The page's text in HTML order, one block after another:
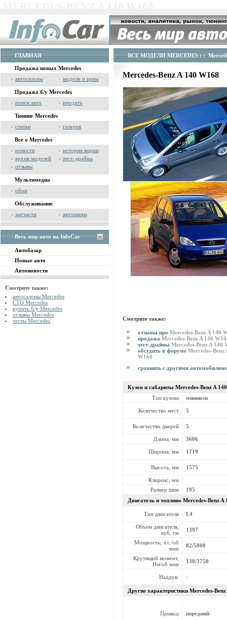
ГЛАВНАЯ
Продажа новых Mercedes
» автосалоны » модели и цены
Продажа б/у Mercedes
» поиск авто » продать
Тюнинг Mercedes
» статьи » галерея
Все о Mercedes
» новости » история марки
» архив моделей » тест-драйвы
» отзывы
Мультимедиа
» обои
Обслуживание
» запчасти » автошины
Весь мир авто на InfoCar
Автобазар
Новые авто
Автоновости
Смотрите также:
автосалоны Mercedes
СТО Mercedes
купить б/у Mercedes
отзывы Mercedes
тесты Mercedes
ВСЕ МОДЕЛИ MERCEDES : :
Mercedes-Benz A 140 W168
Смотрите также:
отзывы про Mercedes-Benz A 140
продажа Mercedes-Benz A 140
тест-драйвы Mercedes-Benz A 140
обсудить в форуме Mercedes-Benz
W168
сравнить с другими
Кузов и габариты Mercedes-Benz A
Тип кузова
минивэн
Количество мест 5
Количество дверей 5
Длина, мм 3606
Ширина, мм 1719
Высота, мм 1575
Клиренс, мм
Размер шин
195
Двигатель и топливо Mercedes-Benz A
Тип двигателя L4
Объем двигателя,
куб. см
1397
Мощность, л.с./об
мин
82/5000
Крутящий момент,
Нм/об мин
130/3750
Наддув: -
Другие характеристики Mercedes-Benz
Привод передний